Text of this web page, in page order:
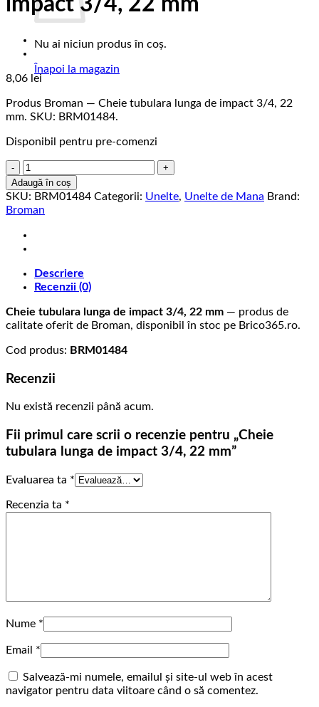
Nu ai niciun produs în coș.
Înapoi la magazin
impact 3/4, 22 mm
8,06 lei
Produs Broman — Cheie tubulara lunga de impact 3/4, 22
mm. SKU: BRM01484.
Disponibil pentru pre-comenzi
Cantitate
Cheie
tubulara
lunga
impact
3/4,
mm
Adaugă în coș
SKU: BRM01484 Categorii: Unelte, Unelte de Mana Brand:
Broman
Descriere
Recenzii (0)
Cheie tubulara lunga de impact 3/4, 22 mm — produs de
calitate oferit de Broman, disponibil în stoc pe Brico365.ro.
Cod produs: BRM01484
Recenzii
Nu există recenzii până acum.
Fii primul care scrii o recenzie pentru „Cheie
tubulara lunga de impact 3/4, 22 mm”
Evaluarea ta *
Recenzia ta *
Nume *
Email *
Salvează-mi numele, emailul și site-ul web în acest
navigator pentru data viitoare când o să comentez.